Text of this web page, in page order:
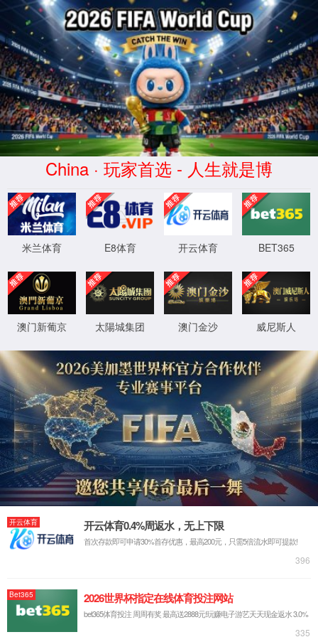
今天是： 2026年8月8日 星期六
首页 奔驰宝马
558855入口
学术科研 党团思政
奔驰宝马558855入口
学院简介
学院沿革
学院领导
组织机构
学院简
奔驰宝
2024-